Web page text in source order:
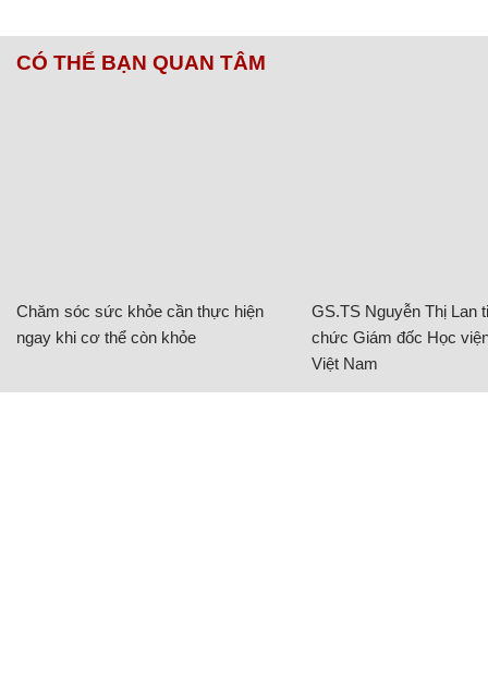
CÓ THỂ BẠN QUAN TÂM
Chăm sóc sức khỏe cần thực hiện
ngay khi cơ thể còn khỏe
GS.TS Nguyễn Thị Lan
chức Giám đốc Học
Việt Nam